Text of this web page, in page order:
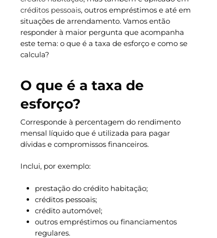
créditos pessoais, outros empréstimos e até em
situações de arrendamento. Vamos então
responder à maior pergunta que acompanha
este tema: o que é a taxa de esforço e como se
calcula?
O que é a taxa de
esforço?
Corresponde à percentagem do rendimento
mensal líquido que é utilizada para pagar
dívidas e compromissos financeiros.
Inclui, por exemplo:
prestação do crédito habitação;
créditos pessoais;
crédito automóvel;
outros empréstimos ou financiamentos
regulares.